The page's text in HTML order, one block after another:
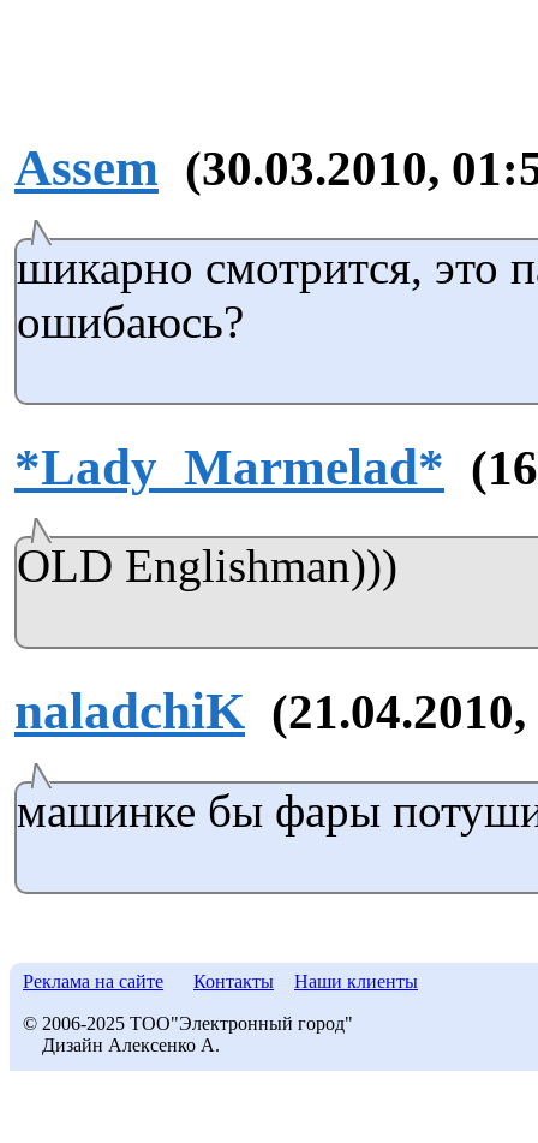
Assem (30.03.2010,
шикарно смотрится, это
ошибаюсь?
*Lady_Marmelad*
OLD Englishman)))
naladchiK
машинке бы фары
Реклама на сайте Контакты Наши клиенты
© 2006-2025 ТОО"Электронный город"
Дизайн Алексенко А.